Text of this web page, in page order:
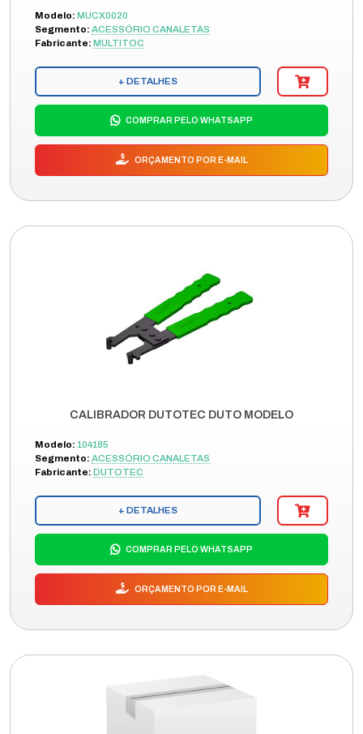
Modelo: MUCX0020
Segmento: ACESSÓRIO CANALETAS
Fabricante: MULTITOC
+ DETALHES
COMPRAR PELO WHATSAPP
ORÇAMENTO POR E-MAIL
CALIBRADOR DUTOTEC DUTO MODELO
Modelo: 104185
Segmento: ACESSÓRIO CANALETAS
Fabricante: DUTOTEC
+ DETALHES
COMPRAR PELO WHATSAPP
ORÇAMENTO POR E-MAIL